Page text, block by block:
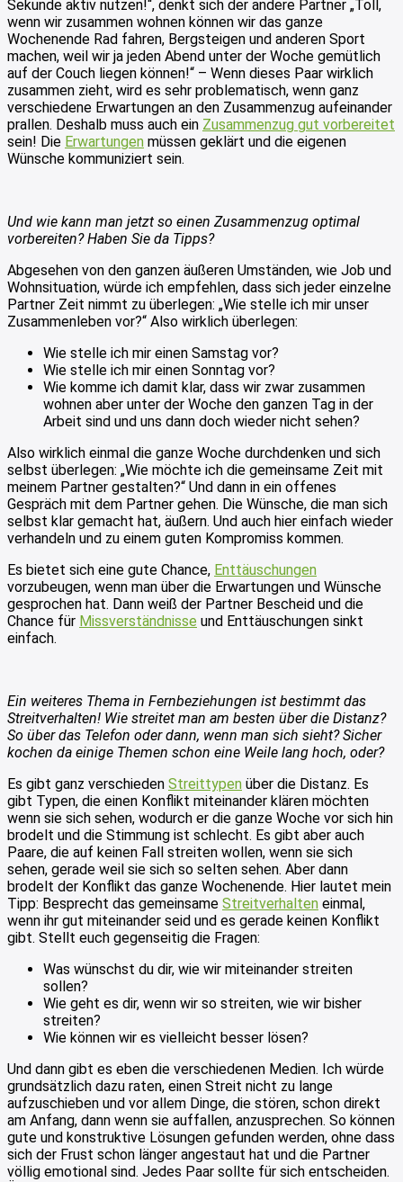
Sekunde aktiv nutzen!“, denkt sich der andere Partner „Toll,
wenn wir zusammen wohnen können wir das ganze
Wochenende Rad fahren, Bergsteigen und anderen Sport
machen, weil wir ja jeden Abend unter der Woche gemütlich
auf der Couch liegen können!“ – Wenn dieses Paar wirklich
zusammen zieht, wird es sehr problematisch, wenn ganz
verschiedene Erwartungen an den Zusammenzug aufeinander
prallen. Deshalb muss auch ein Zusammenzug gut vorbereitet
sein! Die Erwartungen müssen geklärt und die eigenen
Wünsche kommuniziert sein.
Und wie kann man jetzt so einen Zusammenzug optimal
vorbereiten? Haben Sie da Tipps?
Abgesehen von den ganzen äußeren Umständen, wie Job und
Wohnsituation, würde ich empfehlen, dass sich jeder einzelne
Partner Zeit nimmt zu überlegen: „Wie stelle ich mir unser
Zusammenleben vor?“ Also wirklich überlegen:
Wie stelle ich mir einen Samstag vor?
Wie stelle ich mir einen Sonntag vor?
Wie komme ich damit klar, dass wir zwar zusammen
wohnen aber unter der Woche den ganzen Tag in der
Arbeit sind und uns dann doch wieder nicht sehen?
Also wirklich einmal die ganze Woche durchdenken und sich
selbst überlegen: „Wie möchte ich die gemeinsame Zeit mit
meinem Partner gestalten?“ Und dann in ein offenes
Gespräch mit dem Partner gehen. Die Wünsche, die man sich
selbst klar gemacht hat, äußern. Und auch hier einfach wieder
verhandeln und zu einem guten Kompromiss kommen.
Es bietet sich eine gute Chance, Enttäuschungen
vorzubeugen, wenn man über die Erwartungen und Wünsche
gesprochen hat. Dann weiß der Partner Bescheid und die
Chance für Missverständnisse und Enttäuschungen sinkt
einfach.
Ein weiteres Thema in Fernbeziehungen ist bestimmt das
Streitverhalten! Wie streitet man am besten über die Distanz?
So über das Telefon oder dann, wenn man sich sieht? Sicher
kochen da einige Themen schon eine Weile lang hoch, oder?
Es gibt ganz verschieden Streittypen über die Distanz. Es
gibt Typen, die einen Konflikt miteinander klären möchten
wenn sie sich sehen, wodurch er die ganze Woche vor sich hin
brodelt und die Stimmung ist schlecht. Es gibt aber auch
Paare, die auf keinen Fall streiten wollen, wenn sie sich
sehen, gerade weil sie sich so selten sehen. Aber dann
brodelt der Konflikt das ganze Wochenende. Hier lautet mein
Tipp: Besprecht das gemeinsame Streitverhalten einmal,
wenn ihr gut miteinander seid und es gerade keinen Konflikt
gibt. Stellt euch gegenseitig die Fragen:
Was wünschst du dir, wie wir miteinander streiten
sollen?
Wie geht es dir, wenn wir so streiten, wie wir bisher
streiten?
Wie können wir es vielleicht besser lösen?
Und dann gibt es eben die verschiedenen Medien. Ich würde
grundsätzlich dazu raten, einen Streit nicht zu lange
aufzuschieben und vor allem Dinge, die stören, schon direkt
am Anfang, dann wenn sie auffallen, anzusprechen. So können
gute und konstruktive Lösungen gefunden werden, ohne dass
sich der Frust schon länger angestaut hat und die Partner
völlig emotional sind. Jedes Paar sollte für sich entscheiden.